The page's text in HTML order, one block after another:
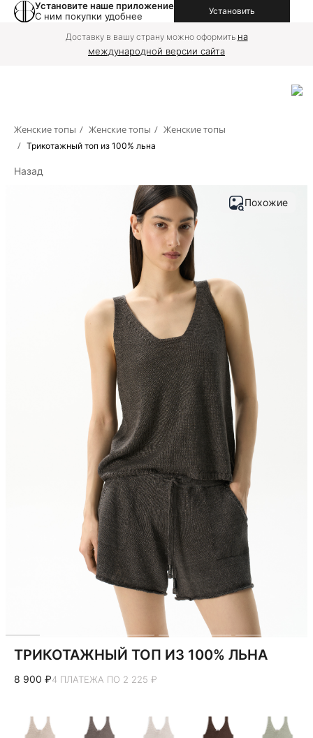
Установите наше приложение
С ним покупки удобнее
Установить
Доставку в вашу страну можно оформить на
международной версии сайта
Женские топы / Женские топы / Женские топы
/ Трикотажный топ из 100% льна
Назад
Похожие
ТРИКОТАЖНЫЙ ТОП ИЗ 100% ЛЬНА
8 900 ₽4 ПЛАТЕЖА ПО 2 225 ₽